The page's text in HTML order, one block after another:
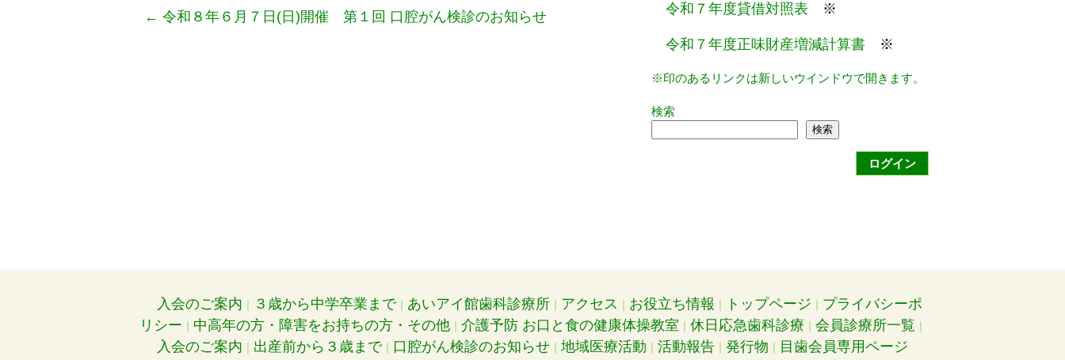
← 令和８年６月７日(日)開催 第１回 口腔がん検診のお知らせ 令和７年度貸借対照表 ※
令和７年度正味財産増減計算書 ※
※印のあるリンクは新しいウインドウで開きます。
検索
検索
ログイン
入会のご案内 ３歳から中学卒業まで あいアイ館歯科診療所 アクセス お役立ち情報 トップページ
プライバシーポ
リシー
中高年の方・障害をお持ちの方・その他 介護予防 お口と食の健康体操教室 休日応急歯科診療
会員診療所一覧
入会のご案内
出産前から３歳まで 口腔がん検診のお知らせ 地域医療活動 活動報告 発行物 目歯会員専用ページ